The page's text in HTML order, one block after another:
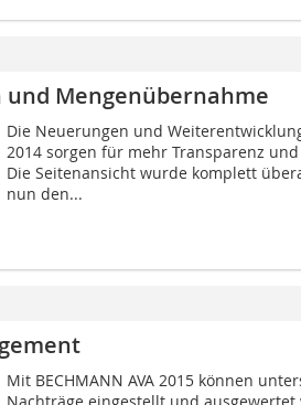
und Mengenübernahme
Die Neuerungen und
2014 sorgen für mehr Transparenz
Die Seitenansicht wurde komplett
nun den...
Mit BECHMANN AVA 2015 können